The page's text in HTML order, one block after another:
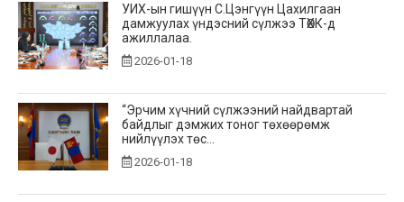
УИХ-ын гишүүн С.Цэнгүүн Цахилгаан
дамжуулах үндэсний сүлжээ ТӨХК-д
ажиллалаа.
2026-01-18
“Эрчим хүчний сүлжээний найдвартай
байдлыг дэмжих тоног төхөөрөмж
нийлүүлэх төс...
2026-01-18